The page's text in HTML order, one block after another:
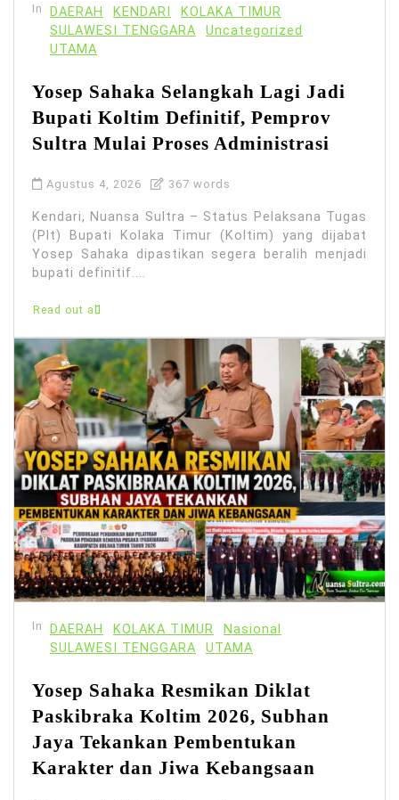
In DAERAH KENDARI
KOLAKA TIMUR
SULAWESI TENGGARA
Uncategorized
UTAMA
Yosep Sahaka Selangkah Lagi Jadi
Bupati Koltim Definitif, Pemprov
Sultra Mulai Proses Administrasi
Agustus 4, 2026 367 words
Kendari, Nuansa Sultra – Status Pelaksana Tugas
(Plt) Bupati Kolaka Timur (Koltim) yang dijabat
Yosep Sahaka dipastikan segera beralih menjadi
bupati definitif....
Read out all
In DAERAH KOLAKA TIMUR
Nasional
SULAWESI TENGGARA
UTAMA
Yosep Sahaka Resmikan Diklat
Paskibraka Koltim 2026, Subhan
Jaya Tekankan Pembentukan
Karakter dan Jiwa Kebangsaan